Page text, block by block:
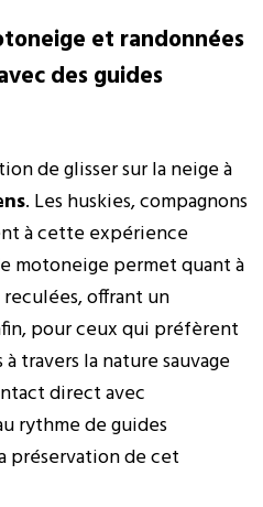
et randonnées
des guides
de glisser sur la neige à
. Les huskies, compagnons
à cette expérience
motoneige permet quant à
offrant un
pour ceux qui préfèrent
travers la nature sauvage
direct avec
rythme de guides
préservation de cet